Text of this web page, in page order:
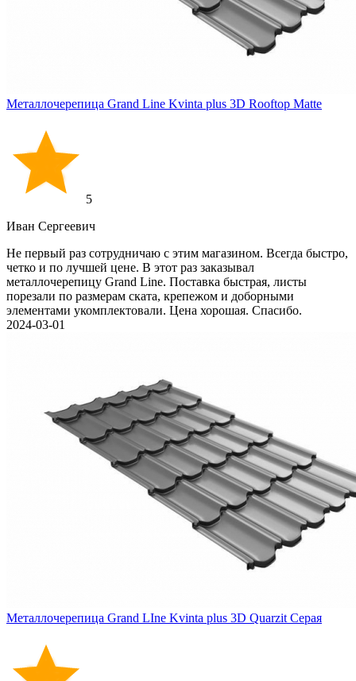
Металлочерепица Grand Line Kvinta plus 3D Rooftop Matte
5
Иван Cергеевич
Не первый раз сотрудничаю с этим магазином. Всегда быстро,
четко и по лучшей цене. В этот раз заказывал
металлочерепицу Grand Line. Поставка быстрая, листы
порезали по размерам ската, крепежом и доборными
элементами укомплектовали. Цена хорошая. Спасибо.
2024-03-01
Металлочерепица Grand LIne Kvinta plus 3D Quarzit Серая